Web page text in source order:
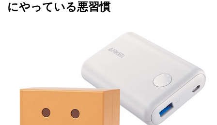
にやっている悪習慣